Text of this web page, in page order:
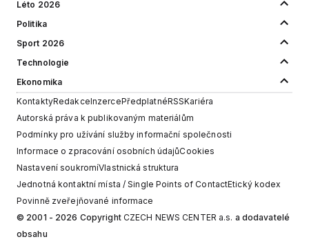
Léto 2026
Politika
Sport 2026
Technologie
Ekonomika
KontaktyRedakceInzercePředplatnéRSSKariéra
Autorská práva k publikovaným materiálům
Podmínky pro užívání služby informační společnosti
Informace o zpracování osobních údajůCookies
Nastavení soukromíVlastnická struktura
Jednotná kontaktní místa / Single Points of ContactEtický kodex
Povinně zveřejňované informace
© 2001 - 2026 Copyright CZECH NEWS CENTER a.s. a dodavatelé
obsahu